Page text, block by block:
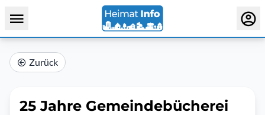
Zurück
25 Jahre Gemeindebücherei